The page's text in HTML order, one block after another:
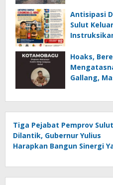
Antisipasi
Sulut
Hoaks,
Gallang,
Tiga Pejabat Pemprov Sulut
Dilantik, Gubernur Yulius
Harapkan Bangun Sinergi